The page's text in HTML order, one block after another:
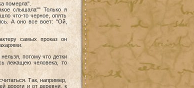
померла".
слышала"" Только я
что-то черное, опять
А оно все воет: "Ой,
самых проказ он
потому что детки
лежащею человека, то
Так, например,
дороги и oт деревни, к